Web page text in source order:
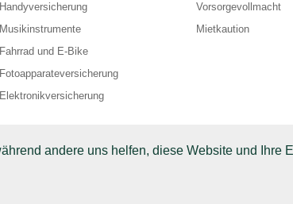
Handyversicherung
Musikinstrumente
Fahrrad und E-Bike
Fotoapparateversicherung
Elektronikversicherung
Vorsorgevollmacht
Mietkaution
andere uns helfen, diese Website und Ihre